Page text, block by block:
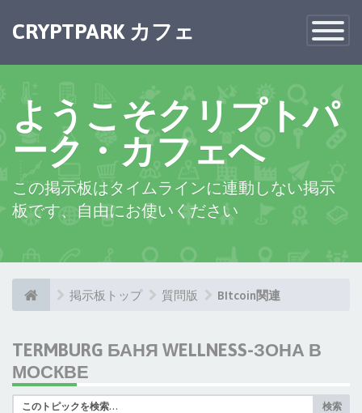
Toggle
CRYPTPARK カフェ
ようこそクリプトパ
ーク・カフェへ
この掲示板はタイムラインに連動しない掲示
板です、自由にお使いください
掲示板トップ 質問版 BItcoin関連
TERMBURG БАНЯ WELLNESS-ЗОНА В
МОСКВЕ
検索